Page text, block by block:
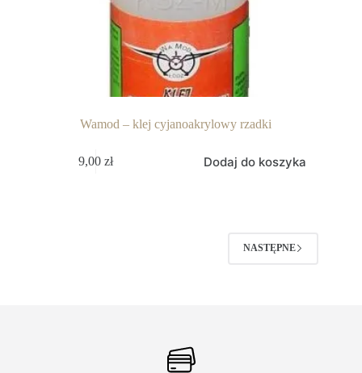
Wamod – klej cyjanoakrylowy rzadki
9,00zł Dodaj do koszyka
NASTĘPNE